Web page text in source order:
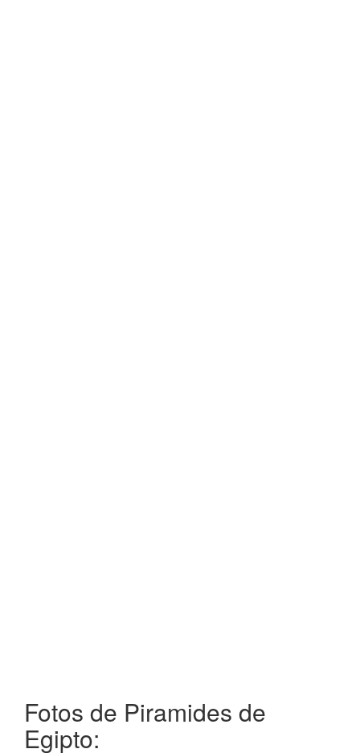
Fotos de Piramides de
Egipto: